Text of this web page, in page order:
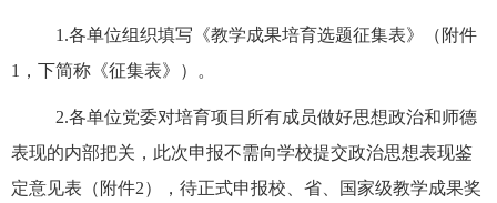
1.各单位组织填写《教学成果培育选题征集表》（附件
1 ，下简称 《征集表》 ）。
2.各单位党委对培育项目所有成员做好思想政治和师德
表现的内部把关，此次申报不需向学校提交政治思想表现鉴
定意见表（附件2），待正式申报校、省、国家级教学成果奖